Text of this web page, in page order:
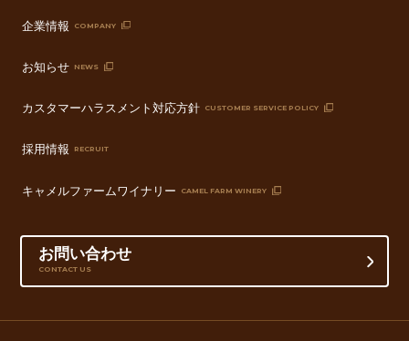
企業情報 COMPANY
お知らせ NEWS
カスタマーハラスメント対応方針 CUSTOMER SERVICE POLICY
採用情報 RECRUIT
キャメルファームワイナリー CAMEL FARM WINERY
お問い合わせ
CONTACT US